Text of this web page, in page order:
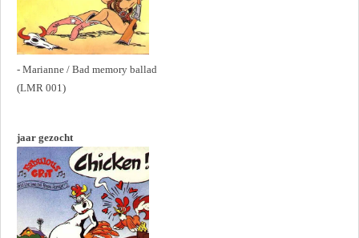
- Marianne / Bad memory ballad
(LMR 001)
jaar gezocht